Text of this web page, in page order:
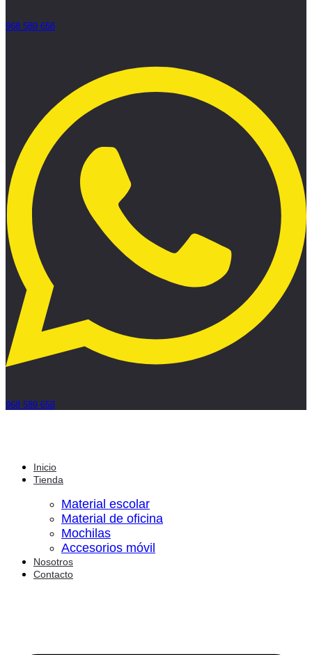
968 589 658
968 589 658
Inicio
Tienda
Material escolar
Material de oficina
Mochilas
Accesorios móvil
Nosotros
Contacto